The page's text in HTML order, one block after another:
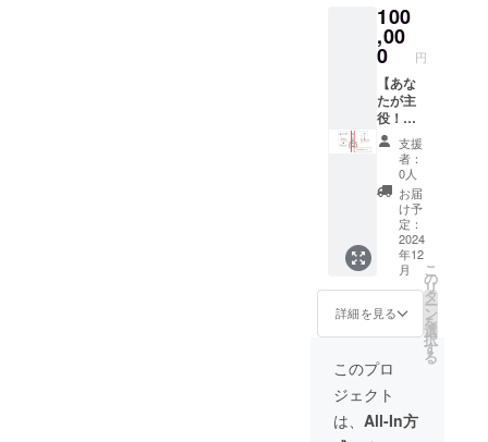
年1月4
日
~2025
年12月
28日有
効） ※
支援者
様の交
通費や
滞在
費：支
援者様
の交通
費や滞
在費は
各自で
ご負担
くださ
様との
連絡方
法：詳
細は
メール
2025年
1月31日
期日
分） ・
橦木館
年間定
期観覧
券
（2024
年12月1
日～
2027年
11月30
日期日
分） ・
オリジ
ナルT
シャツ
（いも
T or
しゅもT
から2枚
選択）
サイズ
表 サイ
100
,00
0 円
【あな
たが主
役！プ
ラン】
・オリ
ジナル
クリア
ファイ
ル（A5
サイ
ズ） ・
ライト
アップ
観覧券
（2024
年12月1
日～
2025年
1月31日
期日
分） ・
支援
者：
0人
お届
け予
定：
2024
年12
月
詳細を見る
こ
の
リ
タ
ー
ン
を
選
択
す
る
このプロ
ジェクト
は、 All-In方